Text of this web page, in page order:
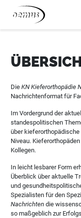
Zum Inhalt springen
DieKN Kieferorthopädie
Nachrichtenformat für
Im Vordergrund der
standespolitischen
über
Niveau.
Kollegen.
In leicht lesbarer Form
Überblick über aktuelle
und
Spezialisten für den
Nachrichten die
so maßgeblich zur